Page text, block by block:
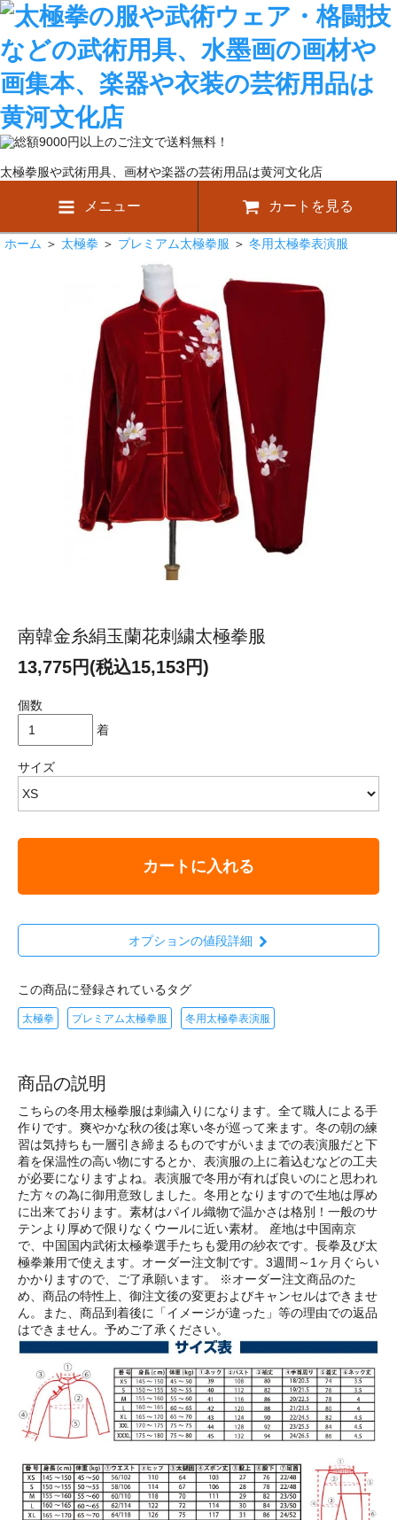
太極拳服や武術用具、画材や楽器の芸術用品は黄河文化店
メニュー カートを見る
ホーム ＞ 太極拳 ＞ プレミアム太極拳服 ＞ 冬用太極拳表演服
南韓金糸絹玉蘭花刺繍太極拳服
13,775円(税込15,153円)
個数
着
サイズ
カートに入れる
オプションの値段詳細
この商品に登録されているタグ
太極拳 プレミアム太極拳服 冬用太極拳表演服
商品の説明
こちらの冬用太極拳服は刺繍入りになります。全て職人による手
作りです。爽やかな秋の後は寒い冬が巡って来ます。冬の朝の練
習は気持ちも一層引き締まるものですがいままでの表演服だと下
着を保温性の高い物にするとか、表演服の上に着込むなどの工夫
が必要になりますよね。表演服で冬用が有れば良いのにと思われ
た方々の為に御用意致しました。冬用となりますので生地は厚め
に出来ております。素材はパイル織物で温かさは格別！一般のサ
テンより厚めで限りなくウールに近い素材。 産地は中国南京
で、中国国内武術太極拳選手たちも愛用の紗衣です。長拳及び太
極拳兼用で使えます。オーダー注文制です。3週間～1ヶ月ぐらい
かかりますので、ご了承願います。 ※オーダー注文商品のた
め、商品の特性上、御注文後の変更およびキャンセルはできませ
ん。また、商品到着後に「イメージが違った」等の理由での返品
はできません。予めご了承ください。